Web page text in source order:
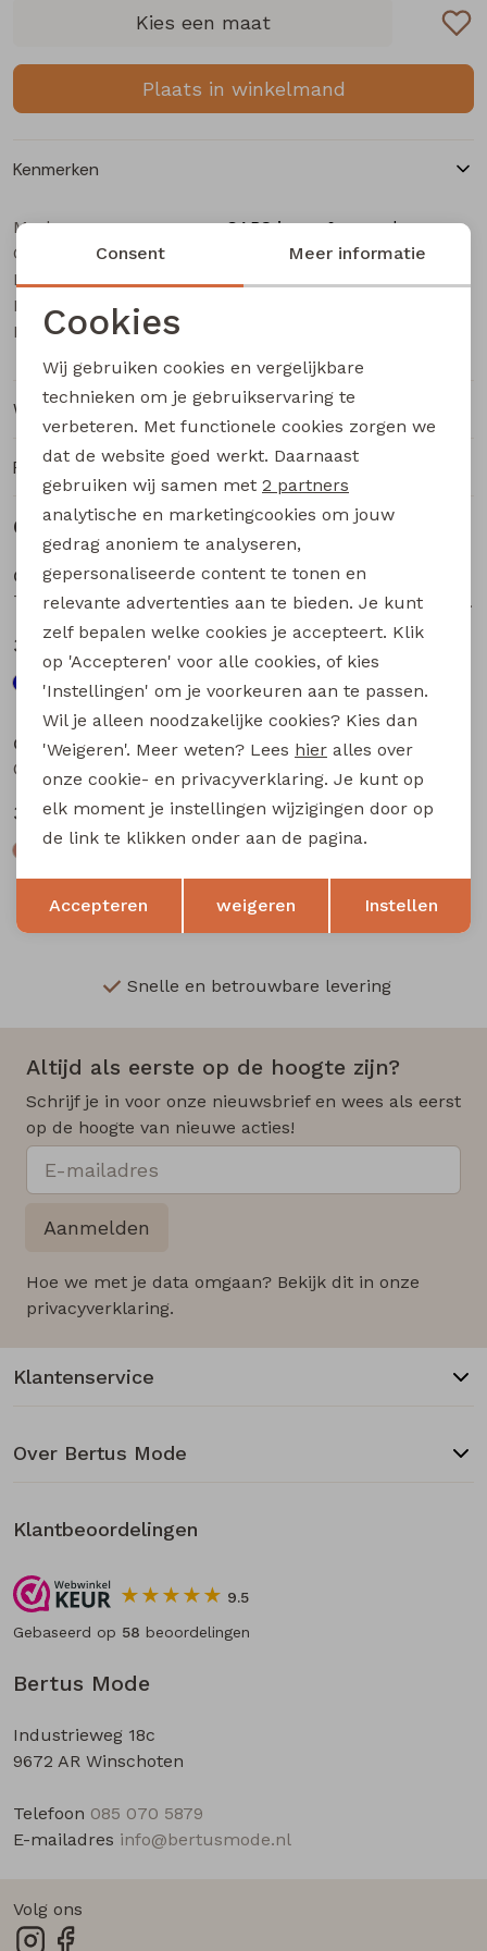
Bermuda's
Kies een maat
Plaats in winkelmand
Kenmerken
Merk
CARS jeans & casuals
Categorie
Dames buiten jack
Leverancierscode
Thelma
Bestelcode
Kleur
Winkelvoorraad
Ruilen en retourneren
Gerelateerde producten
CARS jeans & casuals
Thelma dames buiten jack mint groen
35,00
69,99
CARS jeans & casuals
Glennis dames buiten jack lila
35,00
69,99
Sale
CARS jeans & casuals
35,00
69,99
Snelle en betrouwbare levering
Altijd als eerste op de hoogte zijn?
Schrijf je in voor onze nieuwsbrief en wees als eerst
op de hoogte van nieuwe acties!
Aanmelden
Hoe we met je data omgaan? Bekijk dit in onze
privacyverklaring.
Bertus Mode
Industrieweg 18c
9672 AR Winschoten
Telefoon 085 070 5879
E-mailadres info@bertusmode.nl
Klantenservice
Over Bertus Mode
Klantbeoordelingen
9.5
Gebaseerd op 58 beoordelingen
Volg ons
Noodzakelijke cookies
Analytische cookies
Marketing cookies
Terug Opslaan
Consent Meer informatie
Cookies
Wij gebruiken cookies en vergelijkbare
technieken om je gebruikservaring te
verbeteren. Met functionele cookies zorgen we
dat de website goed werkt. Daarnaast
gebruiken wij samen met 2 partners
analytische en marketingcookies om jouw
gedrag anoniem te analyseren,
gepersonaliseerde content te tonen en
relevante advertenties aan te bieden. Je kunt
zelf bepalen welke cookies je accepteert. Klik
op 'Accepteren' voor alle cookies, of kies
'Instellingen' om je voorkeuren aan te passen.
Wil je alleen noodzakelijke cookies? Kies dan
'Weigeren'. Meer weten? Lees hier alles over
onze cookie- en privacyverklaring. Je kunt op
elk moment je instellingen wijzigingen door op
de link te klikken onder aan de pagina.
Accepteren weigeren Instellen